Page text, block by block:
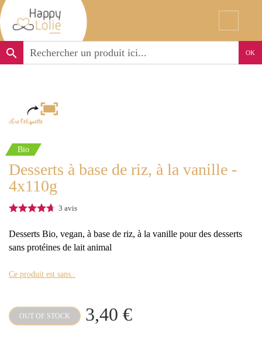
search OK
Bio
Desserts à base de riz, à la vanille -
4x110g
3 avis
Desserts Bio, vegan, à base de riz, à la vanille pour des desserts
sans protéines de lait animal
Ce produit est sans..
OUT OF STOCK 3,40 €